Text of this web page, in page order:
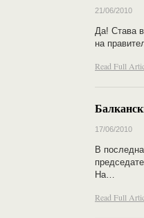
21/06/2010
Да! Става
на
Read Full
17/06/2010
В
На…
Read Full